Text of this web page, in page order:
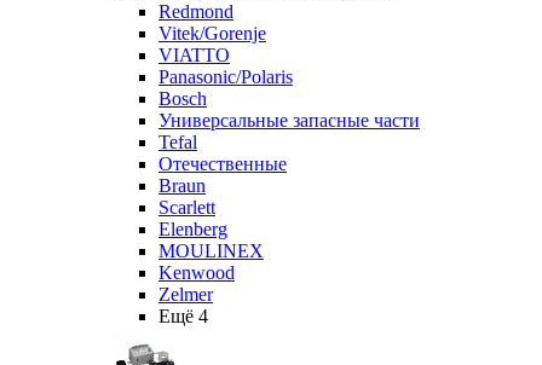
Redmond
Vitek/Gorenje
VIATTO
Panasonic/Polaris
Bosch
Универсальные запасные части
Tefal
Отечественные
Braun
Scarlett
Elenberg
MOULINEX
Kenwood
Zelmer
Ещё 4